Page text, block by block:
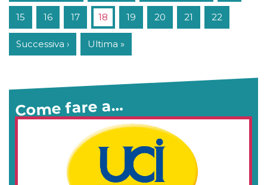
15 16 17 18 19 20 21 22
Successiva › Ultima »
Come fare a…